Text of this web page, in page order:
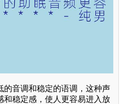
的音调和稳定的语调，这种声
和稳定感，使人更容易进入放